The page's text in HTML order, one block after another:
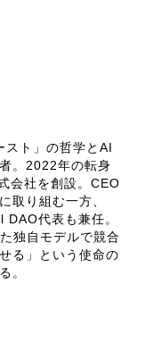
スト」の哲学とAI
。2022年の転身
会社を創設。CEO
取り組む一方、
代表も兼任。
独自モデルで競合
る」という使命の
。